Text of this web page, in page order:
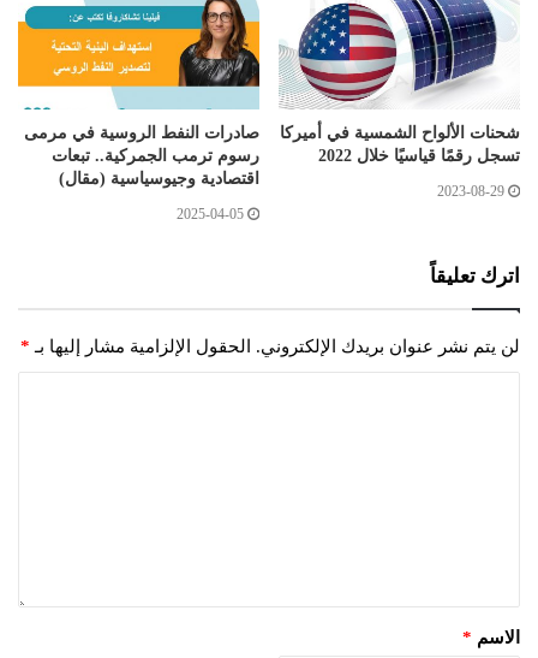
شحنات الألواح الشمسية في أميركا
تسجل رقمًا قياسيًا خلال 2022
2023-08-29
صادرات النفط الروسية في مرمى
رسوم ترمب الجمركية.. تبعات
اقتصادية وجيوسياسية (مقال)
2025-04-05
اترك تعليقاً
لن يتم نشر عنوان بريدك الإلكتروني. الحقول الإلزامية مشار إليها بـ *
الاسم *